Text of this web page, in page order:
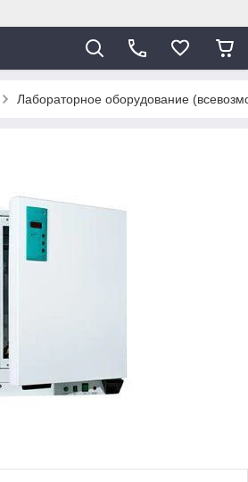
Лабораторное оборудование